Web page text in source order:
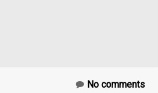
No comments